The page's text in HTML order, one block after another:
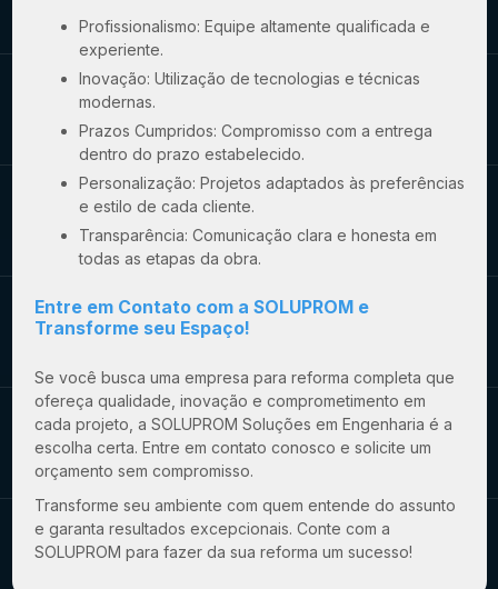
Profissionalismo: Equipe altamente qualificada e
experiente.
Inovação: Utilização de tecnologias e técnicas
modernas.
Prazos Cumpridos: Compromisso com a entrega
dentro do prazo estabelecido.
Personalização: Projetos adaptados às preferências
e estilo de cada cliente.
Transparência: Comunicação clara e honesta em
todas as etapas da obra.
Entre em Contato com a SOLUPROM e
Transforme seu Espaço!
Se você busca uma empresa para reforma completa que
ofereça qualidade, inovação e comprometimento em
cada projeto, a SOLUPROM Soluções em Engenharia é a
escolha certa. Entre em contato conosco e solicite um
orçamento sem compromisso.
Transforme seu ambiente com quem entende do assunto
e garanta resultados excepcionais. Conte com a
SOLUPROM para fazer da sua reforma um sucesso!